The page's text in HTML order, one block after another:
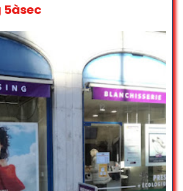
I’m very happy with the
service.
Chihiro Oshima
service et sympathie… j’ai
un costume avec un délai
La mission impossible a
accomplie par les dames qui y
travaillaient, chapeau et bravo
5àsec